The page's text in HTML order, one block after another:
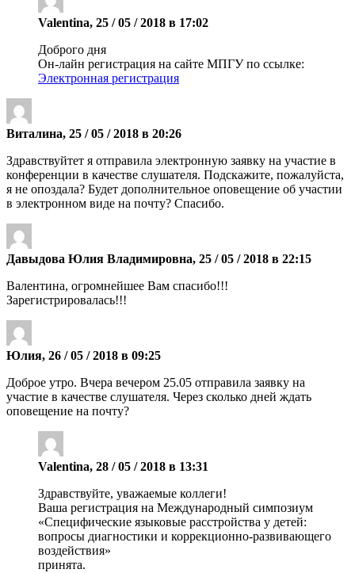
Valentina, 25 / 05 / 2018 в 17:02
Доброго дня
Он-лайн регистрация на сайте МПГУ по ссылке:
Электронная регистрация
Виталина, 25 / 05 / 2018 в 20:26
Здравствуйтет я отправила электронную заявку на участие в
конференции в качестве слушателя. Подскажите, пожалуйста,
я не опоздала? Будет дополнительное оповещение об участии
в электронном виде на почту? Спасибо.
Давыдова Юлия Владимировна, 25 / 05 / 2018 в 22:15
Валентина, огромнейшее Вам спасибо!!!
Зарегистрировалась!!!
Юлия, 26 / 05 / 2018 в 09:25
Доброе утро. Вчера вечером 25.05 отправила заявку на
участие в качестве слушателя. Через сколько дней ждать
оповещение на почту?
Valentina, 28 / 05 / 2018 в 13:31
Здравствуйте, уважаемые коллеги!
Ваша регистрация на Международный симпозиум
«Специфические языковые расстройства у детей:
вопросы диагностики и коррекционно-развивающего
воздействия»
принята.